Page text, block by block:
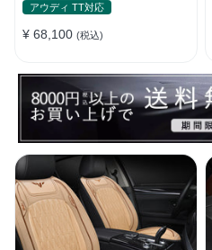
段階風量 涼しい 冷却 夏 四季
アウディ TT対応
¥ 68,100 (税込)